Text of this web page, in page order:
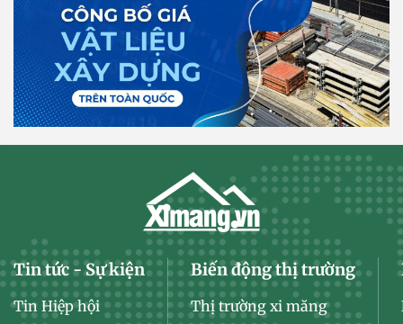
Tin tức - Sự kiện
Tin Hiệp hội
Biến động thị trường
Thị trường xi măng